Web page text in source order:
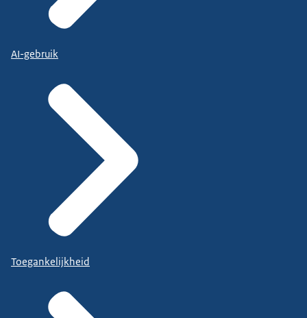
AI-gebruik
Toegankelijkheid